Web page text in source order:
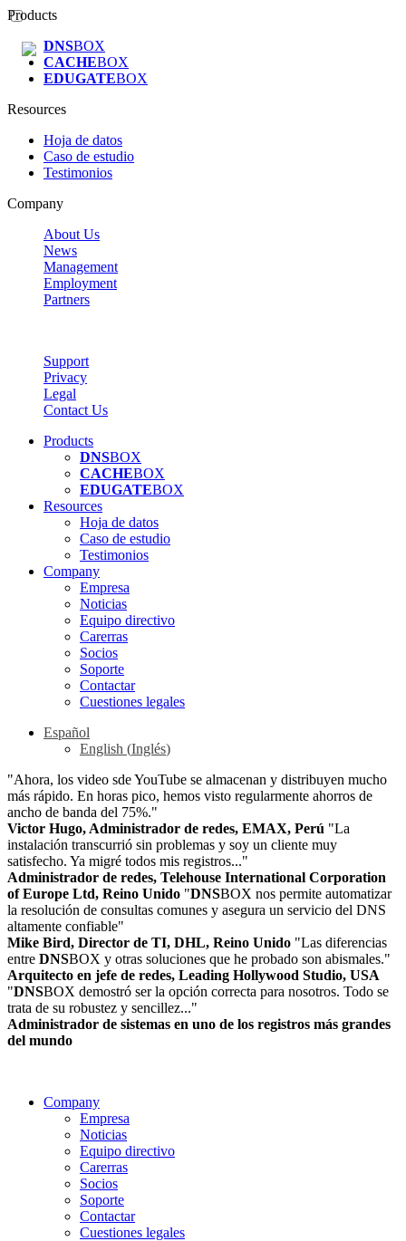
Products
DNSBOX
CACHEBOX
EDUGATEBOX
Resources
Hoja de datos
Caso de estudio
Testimonios
Company
About Us
News
Management
Employment
Partners
Support
Privacy
Legal
Contact Us
Products
DNSBOX
CACHEBOX
EDUGATEBOX
Resources
Hoja de datos
Caso de estudio
Testimonios
Company
Empresa
Noticias
Equipo directivo
Carerras
Socios
Soporte
Contactar
Cuestiones legales
Español
English (Inglés)
"Ahora, los video sde YouTube se almacenan y distribuyen mucho
más rápido. En horas pico, hemos visto regularmente ahorros de
ancho de banda del 75%."
Victor Hugo, Administrador de redes, EMAX, Perú "La
instalación transcurrió sin problemas y soy un cliente muy
satisfecho. Ya migré todos mis registros..."
Administrador de redes, Telehouse International Corporation
of Europe Ltd, Reino Unido "DNSBOX nos permite automatizar
la resolución de consultas comunes y asegura un servicio del DNS
altamente confiable"
Mike Bird, Director de TI, DHL, Reino Unido "Las diferencias
entre DNSBOX y otras soluciones que he probado son abismales."
Arquitecto en jefe de redes, Leading Hollywood Studio, USA
"DNSBOX demostró ser la opción correcta para nosotros. Todo se
trata de su robustez y sencillez..."
Administrador de sistemas en uno de los registros más grandes
del mundo
Company
Empresa
Noticias
Equipo directivo
Carerras
Socios
Soporte
Contactar
Cuestiones legales